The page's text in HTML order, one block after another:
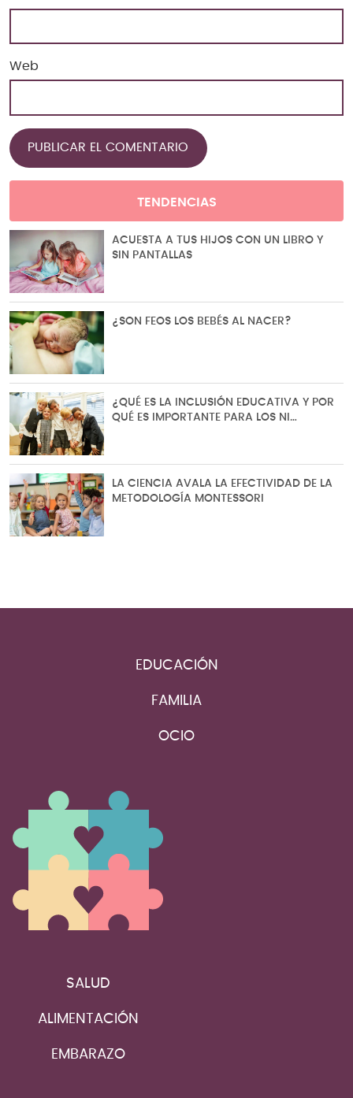
Web
TENDENCIAS
ACUESTA A TUS HIJOS CON UN LIBRO Y
SIN PANTALLAS
¿SON FEOS LOS BEBÉS AL NACER?
¿QUÉ ES LA INCLUSIÓN EDUCATIVA Y POR
QUÉ ES IMPORTANTE PARA LOS NI…
LA CIENCIA AVALA LA EFECTIVIDAD DE LA
METODOLOGÍA MONTESSORI
EDUCACIÓN
FAMILIA
OCIO
SALUD
ALIMENTACIÓN
EMBARAZO